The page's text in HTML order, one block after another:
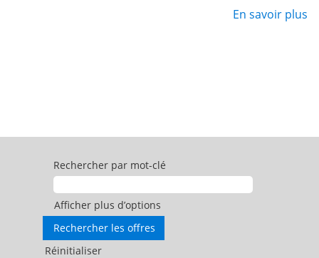
En savoir plus
Rechercher par mot-clé
Afficher plus d’options
Réinitialiser